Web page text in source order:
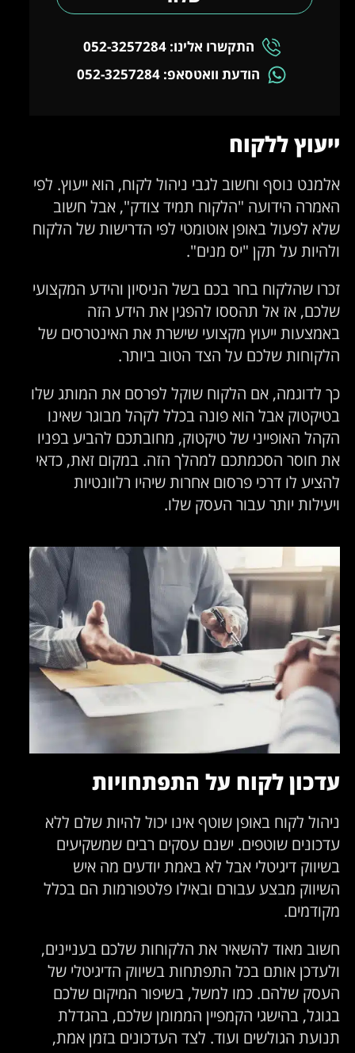
התקשרו אלינו: 052-3257284
הודעת וואטסאפ: 052-3257284
ייעוץ ללקוח
אלמנט נוסף וחשוב לגבי ניהול לקוח, הוא ייעוץ. לפי
האמרה הידועה "הלקוח תמיד צודק", אבל חשוב
שלא לפעול באופן אוטומטי לפי הדרישות של הלקוח
ולהיות על תקן "יס מנים".
זכרו שהלקוח בחר בכם בשל הניסיון והידע המקצועי
שלכם, אז אל תהססו להפגין את הידע הזה
באמצעות ייעוץ מקצועי שישרת את האינטרסים של
הלקוחות שלכם על הצד הטוב ביותר.
כך לדוגמה, אם הלקוח שוקל לפרסם את המותג שלו
בטיקטוק אבל הוא פונה בכלל לקהל מבוגר שאינו
הקהל האופייני של טיקטוק, מחובתכם להביע בפניו
את חוסר הסכמתכם למהלך הזה. במקום זאת, כדאי
להציע לו דרכי פרסום אחרות שיהיו רלוונטיות
ויעילות יותר עבור העסק שלו.
עדכון לקוח על התפתחויות
ניהול לקוח באופן שוטף אינו יכול להיות שלם ללא
עדכונים שוטפים. ישנם עסקים רבים שמשקיעים
בשיווק דיגיטלי אבל לא באמת יודעים מה איש
השיווק מבצע עבורם ובאילו פלטפורמות הם בכלל
מקודמים.
חשוב מאוד להשאיר את הלקוחות שלכם בעניינים,
ולעדכן אותם בכל התפתחות בשיווק הדיגיטלי של
העסק שלהם. כמו למשל, בשיפור המיקום שלכם
בגוגל, בהישגי הקמפיין הממומן שלכם, בהגדלת
תנועת הגולשים ועוד. לצד העדכונים בזמן אמת,